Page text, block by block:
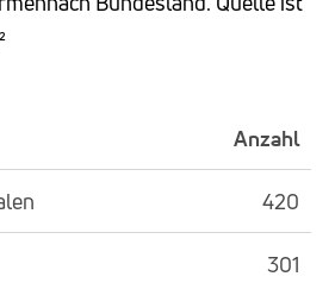
Anzahl
420
301